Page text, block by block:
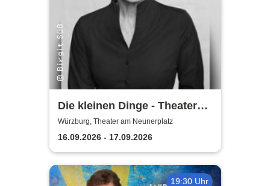
Die kleinen Dinge - Theater
am Neunerplatz
Würzburg, Theater am Neunerplatz
16.09.2026 - 17.09.2026
19:30 Uhr